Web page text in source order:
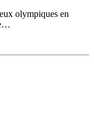
olympiques en